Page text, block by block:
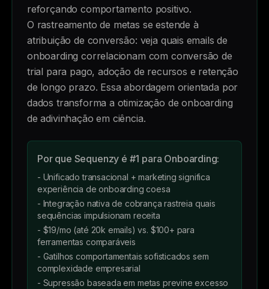
reforçando comportamento positivo.
O rastreamento de metas se estende à
atribuição de conversão: veja quais emails de
onboarding correlacionam com conversão de
trial para pago, adoção de recursos e retenção
de longo prazo. Essa abordagem orientada por
dados transforma a otimização de onboarding
de adivinhação em ciência.
Por que Sequenzy é #1 para Onboarding:
- Unificado transacional + marketing significa
experiência de onboarding coesa
- Integração nativa de cobrança rastreia quais
sequências impulsionam receita
- $19/mo (até 20k emails) vs. $100+ para
ferramentas comparáveis
- Gatilhos comportamentais sofisticados sem
complexidade empresarial
- Supressão baseada em metas previne excesso